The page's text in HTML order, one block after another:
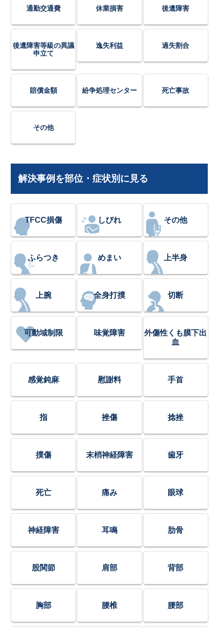
通勤交通費 休業損害 後遺障害
後遺障害等級の異議
申立て
逸失利益 過失割合
賠償金額 紛争処理センター 死亡事故
その他
解決事例を部位・症状別に見る
TFCC損傷 しびれ その他
ふらつき めまい 上半身
上腕 全身打撲 切断
可動域制限 味覚障害
外傷性くも膜下出
血
感覚鈍麻 慰謝料 手首
指 挫傷 捻挫
撲傷 末梢神経障害 歯牙
死亡 痛み 眼球
神経障害 耳鳴 肋骨
股関節 肩部 背部
胸部 腰椎 腰部